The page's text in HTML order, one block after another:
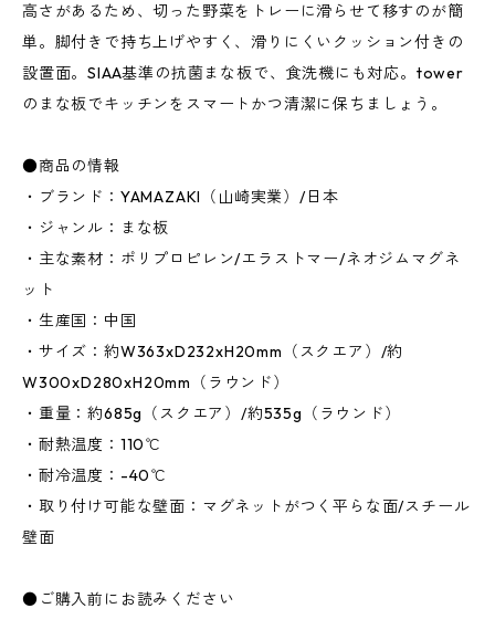
高さがあるため、切った野菜をトレーに滑らせて移すのが簡
単。脚付きで持ち上げやすく、滑りにくいクッション付きの
設置面。SIAA基準の抗菌まな板で、食洗機にも対応。tower
のまな板でキッチンをスマートかつ清潔に保ちましょう。
●商品の情報
・ブランド：YAMAZAKI（山崎実業）/日本
・ジャンル：まな板
・主な素材：ポリプロピレン/エラストマー/ネオジムマグネ
ット
・生産国：中国
・サイズ：約W363xD232xH20mm（スクエア）/約
W300xD280xH20mm（ラウンド）
・重量：約685g（スクエア）/約535g（ラウンド）
・耐熱温度：110℃
・耐冷温度：-40℃
・取り付け可能な壁面：マグネットがつく平らな面/スチール
壁面
●ご購入前にお読みください